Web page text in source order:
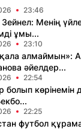
23:46
Зейнел: Менің
ұмы...
23:10
қала алмаймын»:
әйелдер...
22:54
болып
22:25
футбол